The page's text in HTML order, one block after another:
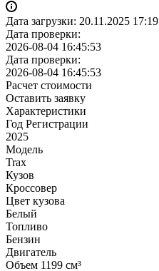
Дата загрузки: 20.11.2025 17:19
Дата проверки:
2026-08-04 16:45:53
Дата проверки:
2026-08-04 16:45:53
Расчет стоимости
Оставить заявку
Характеристики
Год Регистрации
2025
Модель
Trax
Кузов
Кроссовер
Цвет кузова
Белый
Топливо
Бензин
Двигатель
Объем 1199 см³